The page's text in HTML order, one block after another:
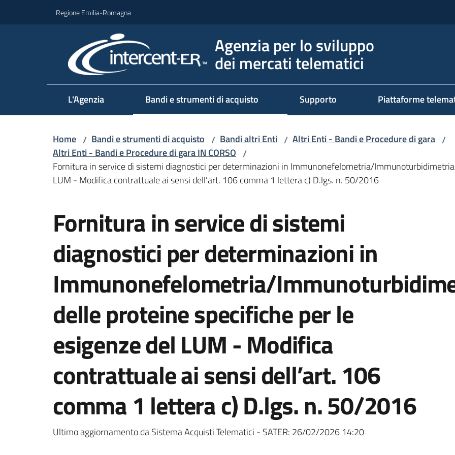
Regione Emilia-Romagna
Agenzia per lo sviluppo
dei mercati telematici
L'Agenzia Bandi e strumenti di acquisto Supporto Piattaforme
Home / Bandi e strumenti di acquisto / Bandi altri Enti / Altri Enti - Bandi e Procedure di gara /
Altri Enti - Bandi e Procedure di gara IN CORSO /
Fornitura in service di sistemi diagnostici per determinazioni in Immunonefelometria/
LUM - Modifica contrattuale ai sensi dell’art. 106 comma 1 lettera c) D.lgs. n. 50/2016
Fornitura in service di sistemi
diagnostici per determinazioni in
Immunonefelometria/
delle proteine specifiche per le
esigenze del LUM - Modifica
contrattuale ai sensi dell’art. 106
comma 1 lettera c) D.lgs. n. 50/2016
Ultimo aggiornamento da Sistema Acquisti Telematici - SATER: 26/02/2026 14:20